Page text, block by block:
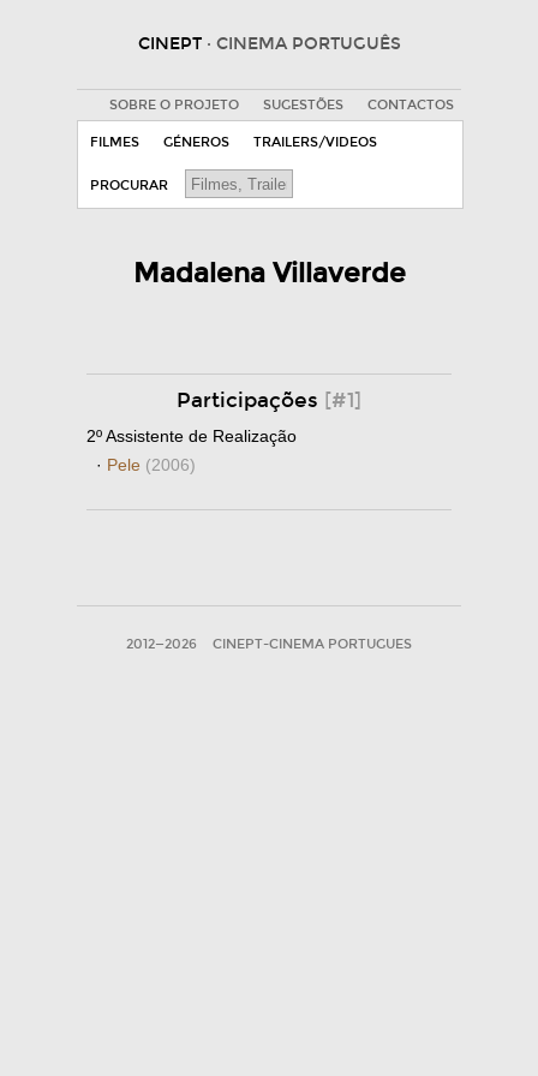
CINEPT · CINEMA PORTUGUÊS
SOBRE O PROJETO SUGESTÕES CONTACTOS
FILMES GÉNEROS TRAILERS/VIDEOS
PROCURAR
Madalena Villaverde
Participações [#1]
2º Assistente de Realização
· Pele (2006)
2012—2026 CINEPT-CINEMA PORTUGUES